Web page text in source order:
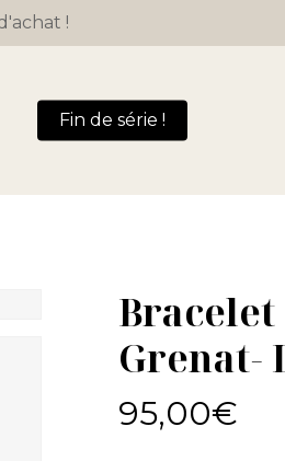
!
Fin de série !
Panier
Bracelet
Grenat-
95,00€